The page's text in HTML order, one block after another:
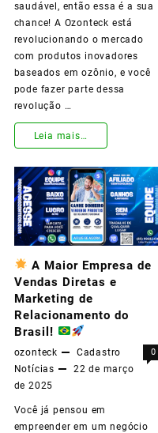
Grandes
Resultados!
saudável, então essa é a sua
chance! A Ozonteck está
revolucionando o mercado
com produtos inovadores
baseados em ozônio, e você
pode fazer parte dessa
revolução …
Torne-
um
Consultor
Afiliado
Ozonteck
e
Transforme
Vida
Leia mais…
A Maior Empresa de
Vendas Diretas e
Marketing de
Relacionamento do
Brasil!
ozonteck
Cadastro
Notícias
22 de março
de 2025
0
Você já pensou em
empreender em um negócio